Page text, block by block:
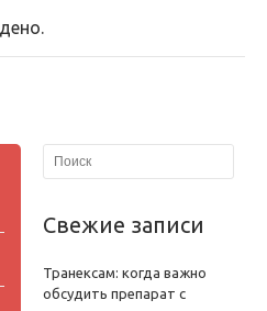
Свежие записи
Транексам: когда важно
обсудить препарат с